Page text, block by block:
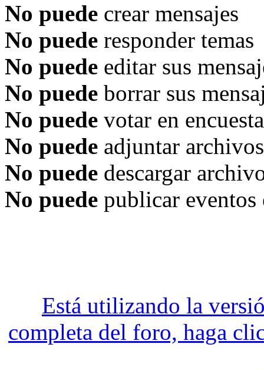
No puede crear mensajes
No puede responder temas
No puede editar sus
No puede borrar sus
No puede votar en
No puede adjuntar archivos
No puede descargar
No puede publicar eventos
Está utilizando la
completa del foro, haga